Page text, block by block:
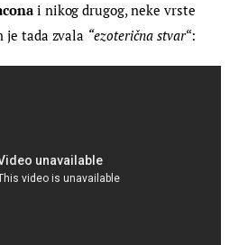
i nikog drugog, neke vrste
je tada zvala “ezoterična stvar“: